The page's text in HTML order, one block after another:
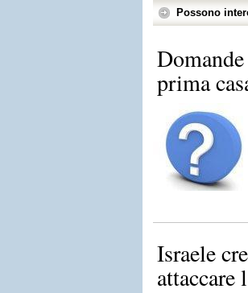
Possono
prima
Israele
attaccare